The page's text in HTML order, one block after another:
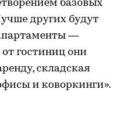
базовых
других будут
—
от гостиниц они
складская
и коворкинги».